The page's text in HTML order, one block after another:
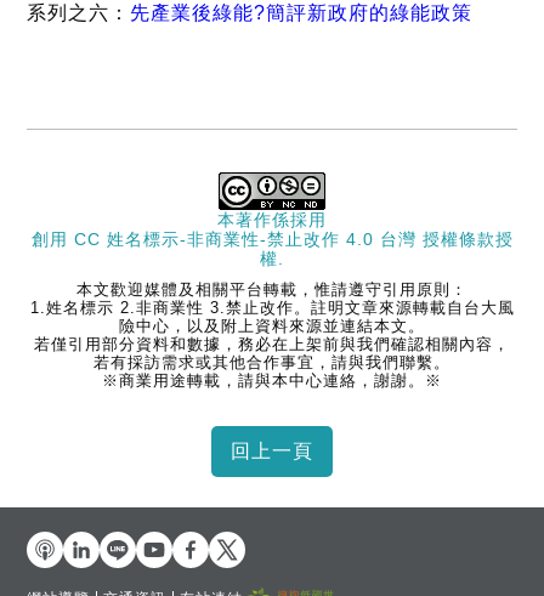
系列之六： 先產業後綠能?簡評新政府的綠能政策
本著作係採用
創用 CC 姓名標示-非商業性-禁止改作 4.0 台灣 授權條款授
權.
本文歡迎媒體及相關平台轉載，惟請遵守引用原則：
1.姓名標示 2.非商業性 3.禁止改作。註明文章來源轉載自台大風
險中心，以及附上資料來源並連結本文。
若僅引用部分資料和數據，務必在上架前與我們確認相關內容，
若有採訪需求或其他合作事宜，請與我們聯繫。
※商業用途轉載，請與本中心連絡，謝謝。※